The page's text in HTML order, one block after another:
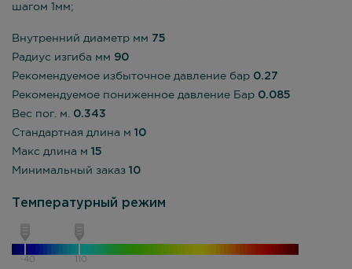
шагом 1мм;
Внутренний диаметр мм 75
Радиус изгиба мм 90
Рекомендуемое избыточное давление бар 0.27
Рекомендуемое пониженное давление Бар 0.085
Вес пог. м. 0.343
Стандартная длина м 10
Макс длина м 15
Минимальный заказ 10
Температурный режим
-40 110